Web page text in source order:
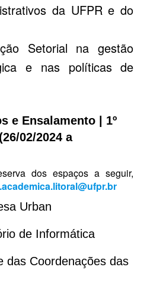
da UFPR e do
Setorial na gestão
e nas políticas de
e Ensalamento | 1º
02/2024 a
dos espaços a seguir,
Urban
de Informática
das Coordenações das